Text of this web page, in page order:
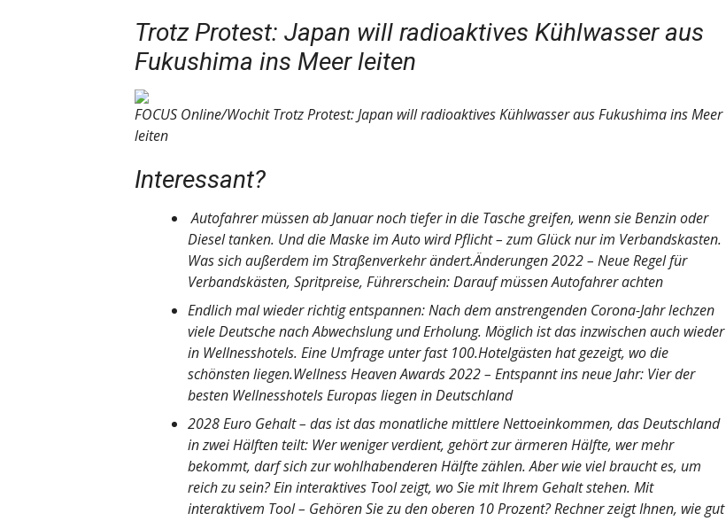
Trotz Protest: Japan will radioaktives Kühlwasser aus
Fukushima ins Meer leiten
FOCUS Online/Wochit Trotz Protest: Japan will radioaktives Kühlwasser aus Fukushima ins Meer
leiten
Interessant?
Autofahrer müssen ab Januar noch tiefer in die Tasche greifen, wenn sie Benzin oder
Diesel tanken. Und die Maske im Auto wird Pflicht – zum Glück nur im Verbandskasten.
Was sich außerdem im Straßenverkehr ändert.Änderungen 2022 – Neue Regel für
Verbandskästen, Spritpreise, Führerschein: Darauf müssen Autofahrer achten
Endlich mal wieder richtig entspannen: Nach dem anstrengenden Corona-Jahr lechzen
viele Deutsche nach Abwechslung und Erholung. Möglich ist das inzwischen auch wieder
in Wellnesshotels. Eine Umfrage unter fast 100.Hotelgästen hat gezeigt, wo die
schönsten liegen.Wellness Heaven Awards 2022 – Entspannt ins neue Jahr: Vier der
besten Wellnesshotels Europas liegen in Deutschland
2028 Euro Gehalt – das ist das monatliche mittlere Nettoeinkommen, das Deutschland
in zwei Hälften teilt: Wer weniger verdient, gehört zur ärmeren Hälfte, wer mehr
bekommt, darf sich zur wohlhabenderen Hälfte zählen. Aber wie viel braucht es, um
reich zu sein? Ein interaktives Tool zeigt, wo Sie mit Ihrem Gehalt stehen. Mit
interaktivem Tool – Gehören Sie zu den oberen 10 Prozent? Rechner zeigt Ihnen, wie gut